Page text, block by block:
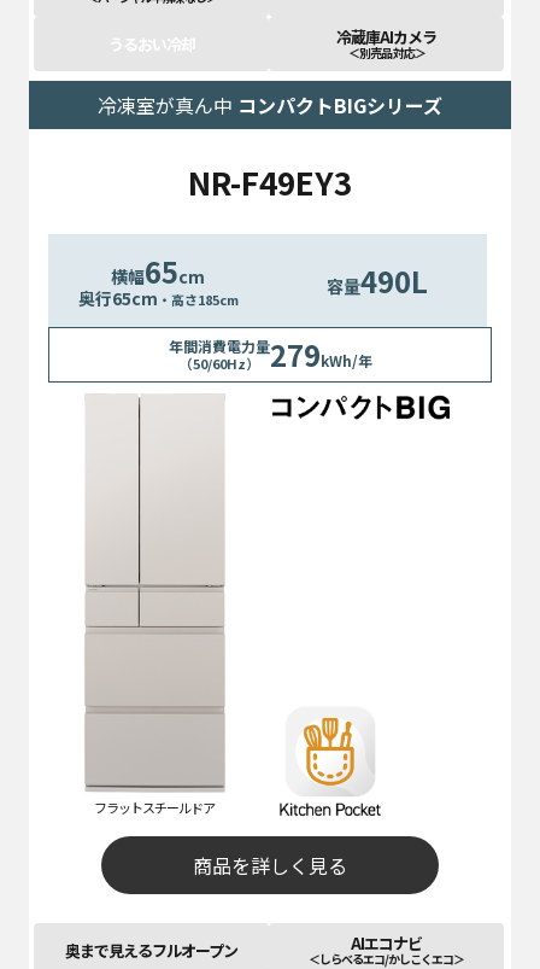
うるおい冷却 冷蔵庫AIカメラ
＜別売品 対応＞
冷凍室が真ん中 コンパクトBIGシリーズ
NR-F49EY3
横幅65cm
奥行65cm ・高さ185cm
容量490L
年間消費電力量
（50/60Hz） 279kWh/年
フラットスチールドア
商品を詳しく見る
奥まで見えるフルオープン AIエコナビ
＜しらべるエコ/かしこくエコ＞